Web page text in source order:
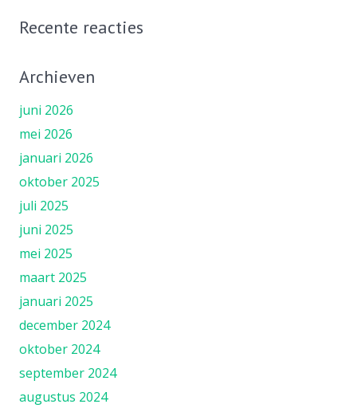
Recente reacties
Archieven
juni 2026
mei 2026
januari 2026
oktober 2025
juli 2025
juni 2025
mei 2025
maart 2025
januari 2025
december 2024
oktober 2024
september 2024
augustus 2024